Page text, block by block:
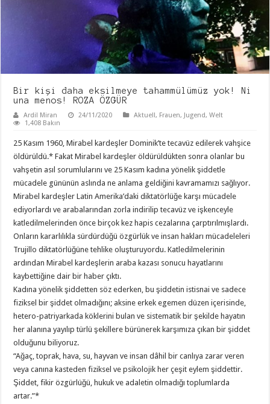
Bir kişi daha eksilmeye tahammülümüz yok! Ni
una menos! ROZA ÖZGÜR
Ardil Miran 24/11/2020 Aktuell, Frauen, Jugend,Welt
1,408 Bakın
25 Kasım 1960, Mirabel kardeşler Dominik’te tecavüz edilerek vahşice
öldürüldü.* Fakat Mirabel kardeşler öldürüldükten sonra olanlar bu
vahşetin asıl sorumlularını ve 25 Kasım kadına yönelik şiddetle
mücadele gününün aslında ne anlama geldiğini kavramamızı sağlıyor.
Mirabel kardeşler Latin Amerika’daki diktatörlüğe karşı mücadele
ediyorlardı ve arabalarından zorla indirilip tecavüz ve işkenceyle
katledilmelerinden önce birçok kez hapis cezalarına çarptırılmışlardı.
Onların kararlılıkla sürdürdüğü özgürlük ve insan hakları mücadeleleri
Trujillo diktatörlüğüne tehlike oluşturuyordu. Katledilmelerinin
ardından Mirabel kardeşlerin araba kazası sonucu hayatlarını
kaybettiğine dair bir haber çıktı.
Kadına yönelik şiddetten söz ederken, bu şiddetin istisnai ve sadece
fiziksel bir şiddet olmadığını; aksine erkek egemen düzen içerisinde,
hetero-patriyarkada köklerini bulan ve sistematik bir şekilde hayatın
her alanına yayılıp türlü şekillere bürünerek karşımıza çıkan bir şiddet
olduğunu biliyoruz.
“Ağaç, toprak, hava, su, hayvan ve insan dâhil bir canlıya zarar veren
veya canına kasteden fiziksel ve psikolojik her çeşit eylem şiddettir.
Şiddet, fikir özgürlüğü, hukuk ve adaletin olmadığı toplumlarda
artar.”*